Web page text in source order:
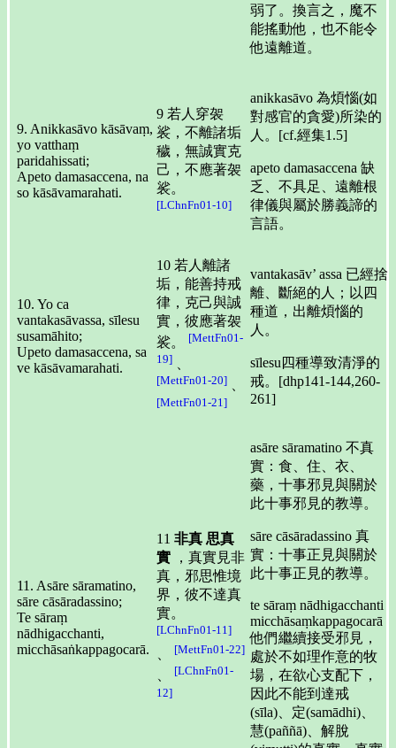
弱了。換言之，魔不
能搖動他，也不能令
他遠離道。
9. Anikkasāvo kāsāvaṃ,
yo vatthaṃ
paridahissati;
Apeto damasaccena, na
so kāsāvamarahati.
9 若人穿袈
裟，不離諸垢
穢，無誠實克
己，不應著袈
裟。
[LChnFn01-10]
anikkasāvo 為煩惱(如
對感官的貪愛)所染的
人。[cf.經集1.5]
apeto damasaccena 缺
乏、不具足、遠離根
律儀與屬於勝義諦的
言語。
10. Yo ca
vantakasāvassa, sīlesu
susamāhito;
Upeto damasaccena, sa
ve kāsāvamarahati.
10 若人離諸
垢，能善持戒
律，克己與誠
實，彼應著袈
裟。
[MettFn01-
19] 、
[MettFn01-20] 、
[MettFn01-21]
vantakasāv’ assa 已經捨
離、斷絕的人；以四
種道，出離煩惱的
人。
sīlesu四種導致清淨的
戒。[dhp141-144,260-
261]
11. Asāre sāramatino,
sāre cāsāradassino;
Te sāraṃ
nādhigacchanti,
micchāsaṅkappagocarā.
11 非真 思真
實 ，真實見非
真，邪思惟境
界，彼不達真
實。
[LChnFn01-11]
、 [MettFn01-22]
、
[LChnFn01-
12]
asāre sāramatino 不真
實：食、住、衣、
藥，十事邪見與關於
此十事邪見的教導。
sāre cāsāradassino 真
實：十事正見與關於
此十事正見的教導。
te sāraṃ nādhigacchanti
micchāsaṃkappagocarā
他們繼續接受邪見，
處於不如理作意的牧
場，在欲心支配下，
因此不能到達戒
(sīla)、定(samādhi)、
慧(paññā)、解脫